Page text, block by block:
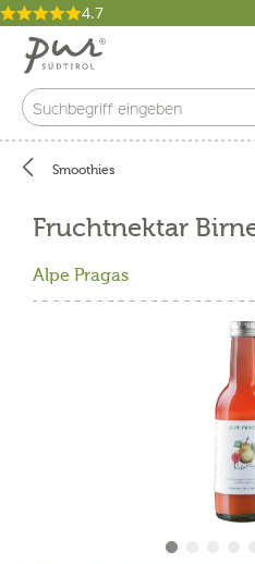
4.7
Smoothies
Fruchtnektar
Alpe Pragas